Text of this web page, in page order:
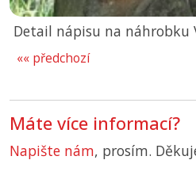
Detail nápisu na náhrobku
«« předchozí
Máte více informací?
Napište nám, prosím.